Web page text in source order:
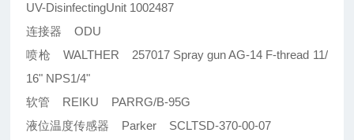
UV-DisinfectingUnit 1002487
连接器 ODU
喷枪 WALTHER 257017 Spray gun AG-14 F-thread 11/
16" NPS1/4"
软管 REIKU PARRG/B-95G
液位温度传感器 Parker SCLTSD-370-00-07